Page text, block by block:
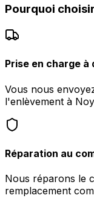
Pourquoi choisir
Prise en charge à
Vous nous
l'enlèvement à
Réparation au
Nous réparons le
remplacement